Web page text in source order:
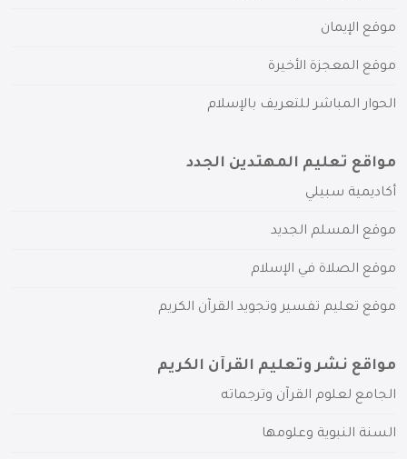
موقع الإيمان
موقع المعجزة الأخيرة
الحوار المباشر للتعريف بالإسلام
مواقع تعليم المهتدين الجدد
أكاديمية سبيلي
موقع المسلم الجديد
موقع الصلاة في الإسلام
موقع تعليم تفسير وتجويد القرآن الكريم
مواقع نشر وتعليم القرآن الكريم
الجامع لعلوم القرآن وترجماته
السنة النبوية وعلومها